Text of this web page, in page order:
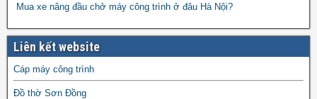
Mua xe nâng đầu chở máy công trình ở đâu Hà Nội?
Liên kết website
Cáp máy công trình
Đồ thờ Sơn Đồng